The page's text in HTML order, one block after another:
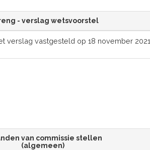
- verslag wetsvoorstel
verslag vastgesteld op 18 november 2021
van commissie stellen
(algemeen)